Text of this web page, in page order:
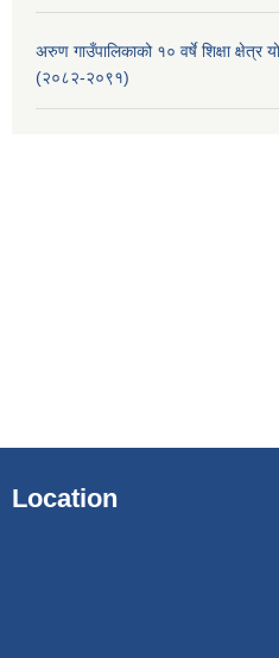
अरुण गाउँपालिकाको १० वर्षे शिक्षा क्षेत्र
(२०८२-२०९१)
Location